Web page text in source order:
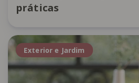
práticas
Exterior e Jardim